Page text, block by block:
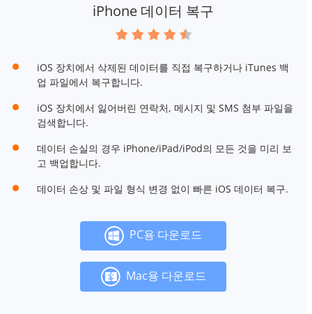
iPhone 데이터 복구
iOS 장치에서 삭제된 데이터를 직접 복구하거나 iTunes 백
업 파일에서 복구합니다.
iOS 장치에서 잃어버린 연락처, 메시지 및 SMS 첨부 파일을
검색합니다.
데이터 손실의 경우 iPhone/iPad/iPod의 모든 것을 미리 보
고 백업합니다.
데이터 손상 및 파일 형식 변경 없이 빠른 iOS 데이터 복구.
PC용 다운로드
Mac용 다운로드